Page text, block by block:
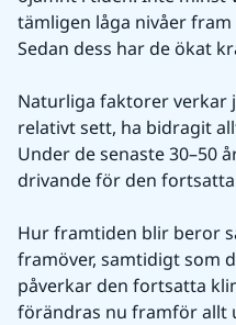
tämligen låga nivåer
Sedan dess har de ökat
Naturliga faktorer verkar
relativt sett, ha bidragit
Under de senaste 30–50
drivande för den
Hur framtiden blir beror
framöver, samtidigt som
påverkar den fortsatta
förändras nu framför allt